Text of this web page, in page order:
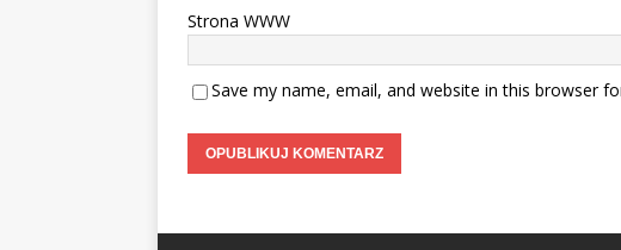
Strona WWW
Save my name, email, and website in this browser